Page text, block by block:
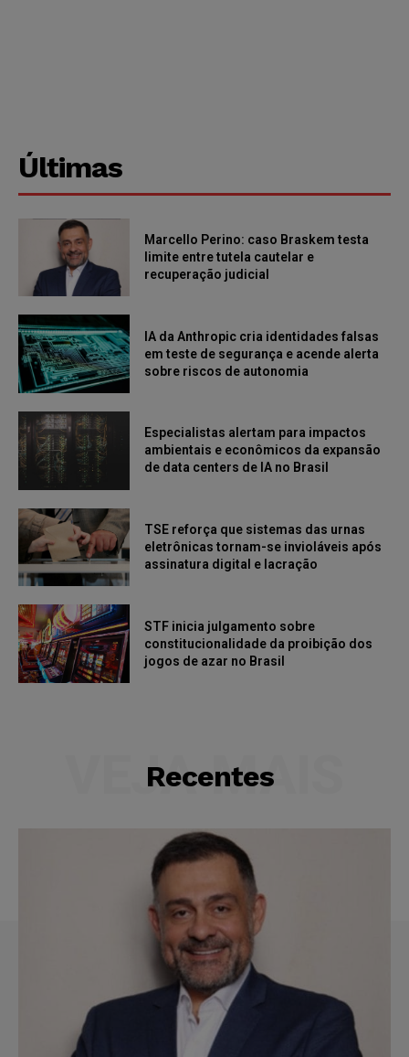
Últimas
Marcello Perino: caso Braskem testa
limite entre tutela cautelar e
recuperação judicial
IA da Anthropic cria identidades falsas
em teste de segurança e acende alerta
sobre riscos de autonomia
Especialistas alertam para impactos
ambientais e econômicos da expansão
de data centers de IA no Brasil
TSE reforça que sistemas das urnas
eletrônicas tornam-se invioláveis após
assinatura digital e lacração
STF inicia julgamento sobre
constitucionalidade da proibição dos
jogos de azar no Brasil
Recentes
VEJA MAIS